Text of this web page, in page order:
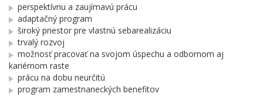
perspektívnu a zaujímavú prácu
adaptačný program
široký priestor pre vlastnú sebarealizáciu
trvalý rozvoj
možnosť pracovať na svojom úspechu a odbornom aj
kariérnom raste
prácu na dobu neurčitú
program zamestnaneckých benefitov